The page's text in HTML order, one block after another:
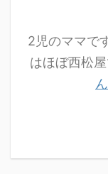
2児のママで
はほぼ西松